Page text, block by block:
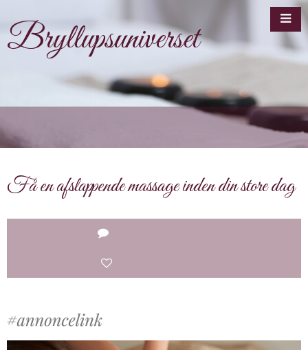
Bryllupsuniverset
Få en afslappende massage inden din store dag